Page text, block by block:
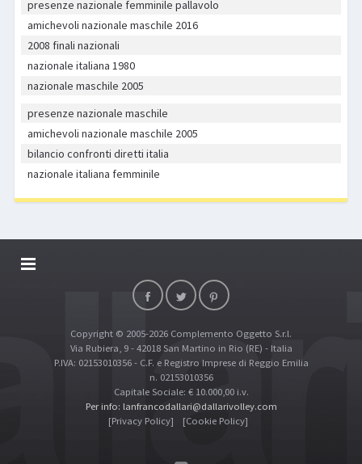
presenze nazionale femminile pallavolo
amichevoli nazionale maschile 2016
2008 finali nazionali
nazionale italiana 1980
nazionale maschile 2005
presenze nazionale maschile
amichevoli nazionale maschile 2005
bilancio confronti diretti italia
nazionale italiana femminile
DALLARIVOLLEY SOSTIENE
TOP RICERCHE
SITE MAP
Copyright © 2005-2026 Complemento Oggetto S.r.l.
Via Rubiera, 9 - 42018 San Martino in Rio (RE) - Italia
P.IVA: 02153010356 - C.F. e Registro Imprese di Reggio Emilia
n. 02153010356
Capitale Sociale: € 10.000,00 i.v.
Per info: lanfrancodallari@dallarivolley.com
[Privacy Policy]
[Cookie Policy]